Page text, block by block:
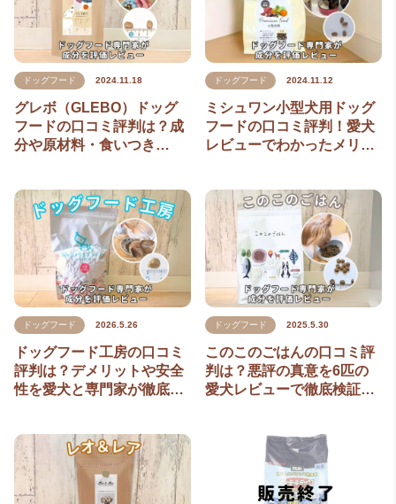
ドッグフード 2024.11.18
グレボ（GLEBO）ドッグ
フードの口コミ評判は？成
分や原材料・食いつき…
ドッグフード 2024.11.12
ミシュワン小型犬用ドッグ
フードの口コミ評判！愛犬
レビューでわかったメリ…
ドッグフード 2026.5.26
ドッグフード工房の口コミ
評判は？デメリットや安全
性を愛犬と専門家が徹底…
ドッグフード 2025.5.30
このこのごはんの口コミ評
判は？悪評の真意を6匹の
愛犬レビューで徹底検証…